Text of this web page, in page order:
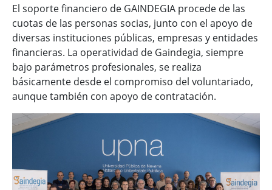
El soporte financiero de GAINDEGIA procede de las
cuotas de las personas socias, junto con el apoyo de
diversas instituciones públicas, empresas y entidades
financieras. La operatividad de Gaindegia, siempre
bajo parámetros profesionales, se realiza
básicamente desde el compromiso del voluntariado,
aunque también con apoyo de contratación.